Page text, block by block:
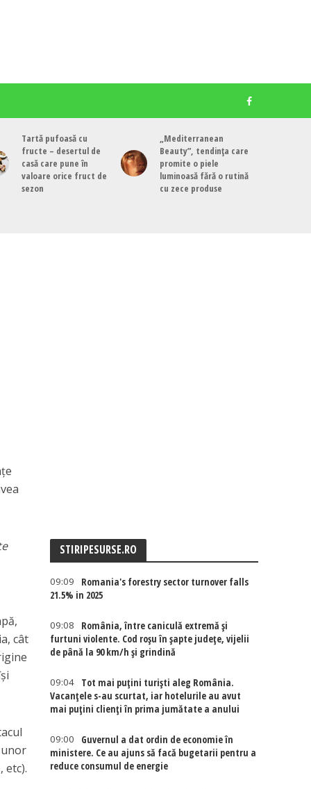
Tartă pufoasă cu
fructe – desertul de
casă care pune în
valoare orice fruct de
sezon
„Mediterranean
Beauty”, tendința care
promite o piele
luminoasă fără o rutină
cu zece produse
cât
etc).
STIRIPESURSE.RO
09:09
Romania's forestry sector turnover falls
21.5% in 2025
09:08
România, între caniculă extremă și
furtuni violente. Cod roșu în șapte județe, vijelii
de până la 90 km/h și grindină
09:04
Tot mai puțini turiști aleg România.
Vacanțele s-au scurtat, iar hotelurile au avut
mai puțini clienți în prima jumătate a anului
09:00
Guvernul a dat ordin de economie în
ministere. Ce au ajuns să facă bugetarii pentru a
reduce consumul de energie